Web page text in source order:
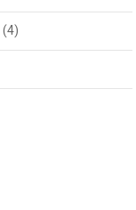
(4)